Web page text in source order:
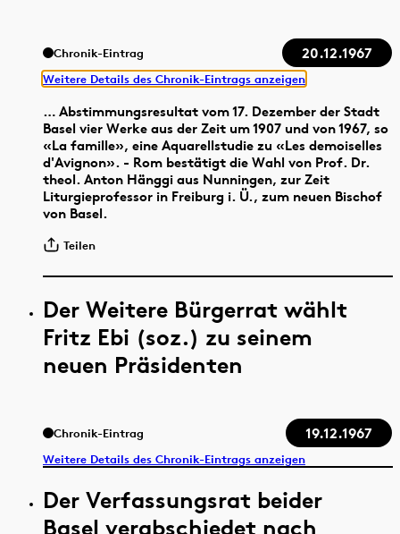
Chronik-Eintrag 20.12.1967
Weitere Details des Chronik-Eintrags anzeigen
… Abstimmungsresultat vom 17. Dezember der Stadt
Basel vier Werke aus der Zeit um 1907 und von 1967, so
«La famille», eine Aquarellstudie zu «Les demoiselles
d'Avignon». - Rom bestätigt die Wahl von Prof. Dr.
theol. Anton Hänggi aus Nunningen, zur Zeit
Liturgieprofessor in Freiburg i. Ü., zum neuen Bischof
von Basel.
Teilen
Der Weitere Bürgerrat wählt
Fritz Ebi (soz.) zu seinem
neuen Präsidenten
Chronik-Eintrag 19.12.1967
Weitere Details des Chronik-Eintrags anzeigen
Der Verfassungsrat beider
Basel verabschiedet nach